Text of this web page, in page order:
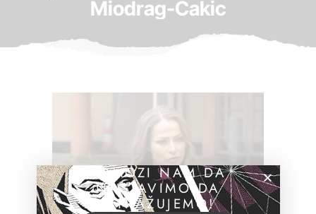
Miodrag-Cakic
POMOZI NAM DA
NASTAVIMO DA
ISTRAŽUJEMO!